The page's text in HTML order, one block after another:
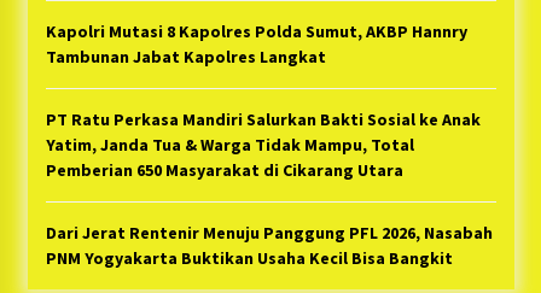
Kapolri Mutasi 8 Kapolres Polda Sumut, AKBP Hannry
Tambunan Jabat Kapolres Langkat
PT Ratu Perkasa Mandiri Salurkan Bakti Sosial ke Anak
Yatim, Janda Tua & Warga Tidak Mampu, Total
Pemberian 650 Masyarakat di Cikarang Utara
Dari Jerat Rentenir Menuju Panggung PFL 2026, Nasabah
PNM Yogyakarta Buktikan Usaha Kecil Bisa Bangkit